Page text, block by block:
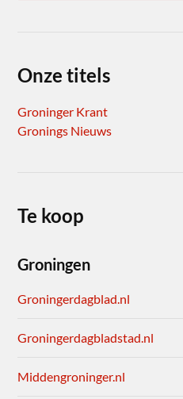
Onze titels
Groninger Krant
Gronings Nieuws
Te koop
Groningen
Groningerdagblad.nl
Groningerdagbladstad.nl
Middengroninger.nl